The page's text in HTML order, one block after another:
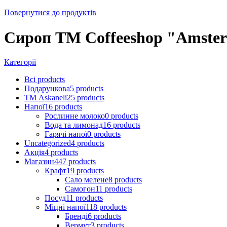
Повернутися до продуктів
Сироп TM Coffeeshop
Категорії
Всі products
Подарункова5 products
ТМ Askaneli25 products
Напої16 products
Рослинне молоко0 products
Вода та лимонад16 products
Гарячі напої0 products
Uncategorized4 products
Акція4 products
Магазин447 products
Крафт19 products
Сало мелене8 products
Самогон11 products
Посуд11 products
Міцні напої118 products
Бренді6 products
Вермут3 products